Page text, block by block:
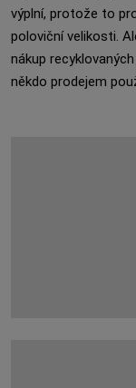
výplní, protože to
poloviční velikosti.
nákup
někdo prodejem